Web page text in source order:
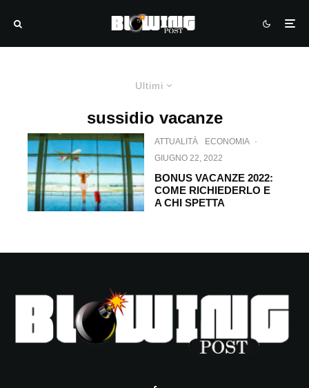
Ultimi
sussidio vacanze
ATTUALITÀ ECONOMIA ·
GIUGNO 22, 2022
BONUS VACANZE 2022:
COME RICHIEDERLO E
A CHI SPETTA